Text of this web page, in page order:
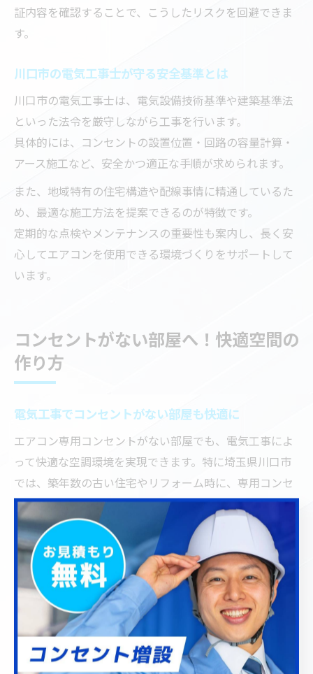
証内容を確認することで、こうしたリスクを回避できま
す。
川口市の電気工事士が守る安全基準とは
川口市の電気工事士は、電気設備技術基準や建築基準法
といった法令を厳守しながら工事を行います。
具体的には、コンセントの設置位置・回路の容量計算・
アース施工など、安全かつ適正な手順が求められます。
また、地域特有の住宅構造や配線事情に精通しているた
め、最適な施工方法を提案できるのが特徴です。
定期的な点検やメンテナンスの重要性も案内し、長く安
心してエアコンを使用できる環境づくりをサポートして
います。
コンセントがない部屋へ！快適空間の
作り方
電気工事でコンセントがない部屋も快適に
エアコン専用コンセントがない部屋でも、電気工事によ
って快適な空調環境を実現できます。特に埼玉県川口市
では、築年数の古い住宅やリフォーム時に、専用コンセ
ントの必要性が高まっています。実際、既存の分電盤か
ら新たに配線を引き、専用回路を設けることで、エアコ
ンの安全な運転が可能になります。
専用コンセント増設では、壁の貫通や配線ルートの選定
が重要なポイントとなります。例えば、天井裏を利用し
たり、床下配線で美観を損ねない工夫が求められます。
電気工事士の資格を持つ専門業者に依頼することで、住
宅の構造や使用目的に合った最適な施工方法を提案して